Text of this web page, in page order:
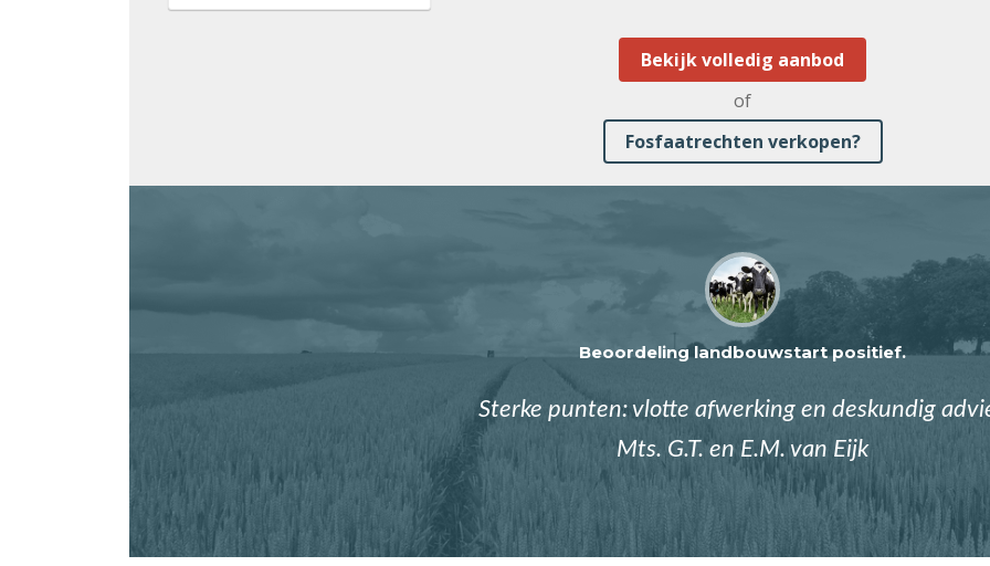
Bekijk volledig aanbod
of
Fosfaatrechten verkopen?
Beoordeling landbouwstart positief.
Sterke punten: vlotte afwerking en deskundig
Mts. G.T. en E.M. van Eijk